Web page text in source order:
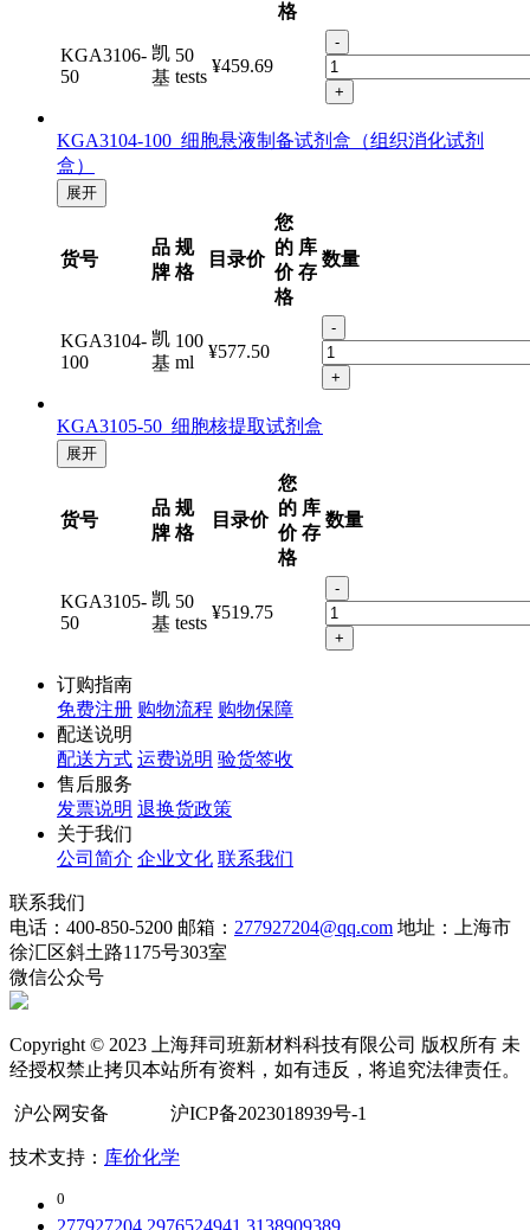
格
KGA3106-
50
凯
基
50
tests
¥459.69
-
+
KGA3104-100 细胞悬液制备试剂盒（组织消化试剂
盒）
展开
货号
品
牌
规
格
目录价
您
的
价
格
库
存
数量
KGA3104-
100
凯
基
100
ml
¥577.50
-
+
KGA3105-50 细胞核提取试剂盒
展开
货号
品
牌
规
格
目录价
您
的
价
格
库
存
数量
KGA3105-
50
凯
基
50
tests
¥519.75
-
+
订购指南
免费注册 购物流程 购物保障
配送说明
配送方式 运费说明 验货签收
售后服务
发票说明 退换货政策
关于我们
公司简介 企业文化 联系我们
联系我们
电话：400-850-5200 邮箱： 277927204@qq.com 地址：上海市
徐汇区斜土路1175号303室
微信公众号
Copyright © 2023 上海拜司班新材料科技有限公司 版权所有 未
经授权禁止拷贝本站所有资料，如有违反，将追究法律责任。
沪公网安备 沪ICP备2023018939号-1
技术支持： 库价化学
0